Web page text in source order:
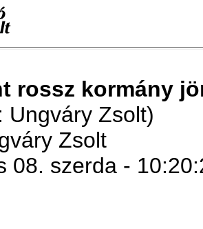
rossz kormány
Ungváry Zsolt)
Zsolt
08. szerda -